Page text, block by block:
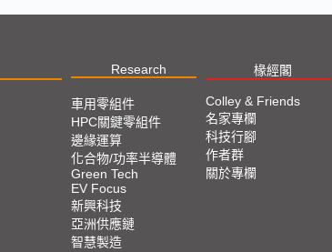
Research 椽經閣
車用零組件
HPC關鍵零組件
邊緣運算
化合物/功率半導體
Green Tech
EV Focus
新興科技
亞洲供應鏈
智慧製造
Colley & Friends
名家專欄
科技行腳
作者群
關於專欄